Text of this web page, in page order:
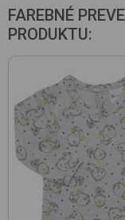
FAREBNÉ
PRODUKTU: